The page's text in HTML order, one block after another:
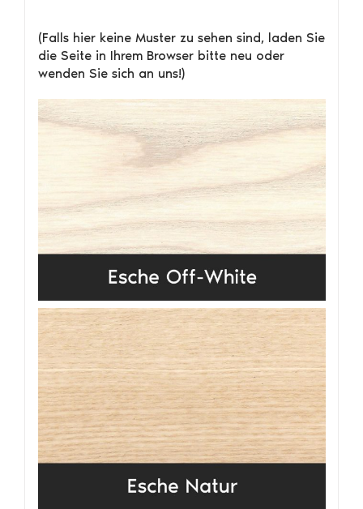
(Falls hier keine Muster zu sehen sind, laden Sie
die Seite in Ihrem Browser bitte neu oder
wenden Sie sich an uns!)